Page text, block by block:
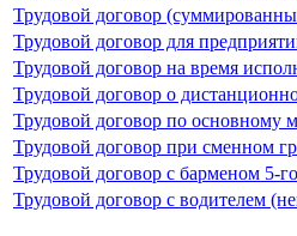
Трудовой договор
Трудовой договор для
Трудовой договор на время
Трудовой договор о
Трудовой договор по основному
Трудовой договор при сменном
Трудовой договор с барменом 5-го
Трудовой договор с водителем